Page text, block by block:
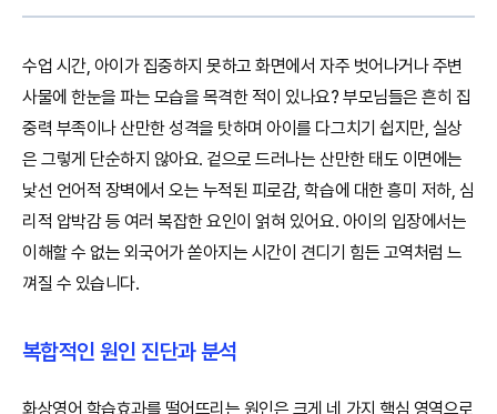
수업 시간, 아이가 집중하지 못하고 화면에서 자주 벗어나거나 주변
사물에 한눈을 파는 모습을 목격한 적이 있나요? 부모님들은 흔히 집
중력 부족이나 산만한 성격을 탓하며 아이를 다그치기 쉽지만, 실상
은 그렇게 단순하지 않아요. 겉으로 드러나는 산만한 태도 이면에는
낯선 언어적 장벽에서 오는 누적된 피로감, 학습에 대한 흥미 저하, 심
리적 압박감 등 여러 복잡한 요인이 얽혀 있어요. 아이의 입장에서는
이해할 수 없는 외국어가 쏟아지는 시간이 견디기 힘든 고역처럼 느
껴질 수 있습니다.
복합적인 원인 진단과 분석
화상영어 학습효과를 떨어뜨리는 원인은 크게 네 가지 핵심 영역으로